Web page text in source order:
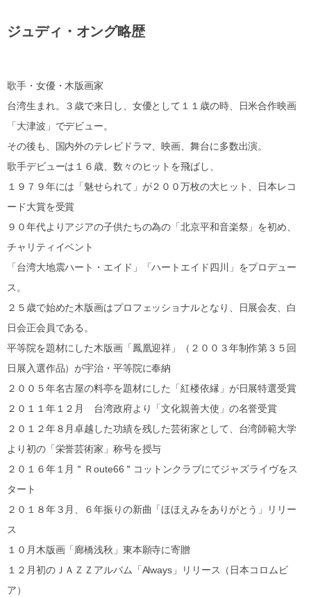
ジュディ・オング略歴
歌手・女優・木版画家
台湾生まれ。３歳で来日し、女優として１１歳の時、日米合作映画
「大津波」でデビュー。
その後も、国内外のテレビドラマ、映画、舞台に多数出演。
歌手デビューは１６歳、数々のヒットを飛ばし、
１９７９年には「魅せられて」が２００万枚の大ヒット、日本レコ
ード大賞を受賞
９０年代よりアジアの子供たちの為の「北京平和音楽祭」を初め、
チャリティイベント
「台湾大地震ハート・エイド」「ハートエイド四川」をプロデュー
ス。
２５歳で始めた木版画はプロフェッショナルとなり、日展会友、白
日会正会員である。
平等院を題材にした木版画「鳳凰迎祥」（２００３年制作第３５回
日展入選作品）が宇治・平等院に奉納
２００５年名古屋の料亭を題材にした「紅楼依縁」が日展特選受賞
２０１１年１２月 台湾政府より「文化親善大使」の名誉受賞
２０１２年８月卓越した功績を残した芸術家として、台湾師範大学
より初の「栄誉芸術家」称号を授与
２０１６年１月＂Ｒoute66＂コットンクラブにてジャズライヴをス
タート
２０１８年３月、６年振りの新曲「ほほえみをありがとう」リリー
ス
１０月木版画「廊橋浅秋」東本願寺に寄贈
１２月初のＪＡＺＺアルバム「Always」リリース（日本コロムビ
ア）